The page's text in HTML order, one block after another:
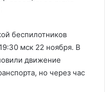
беспилотников
мск 22 ноября. В
движение
но через час